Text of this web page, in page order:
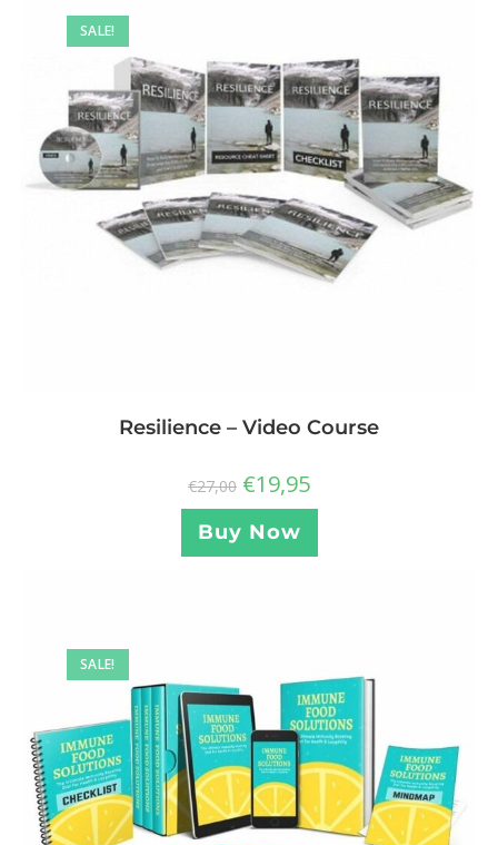
SALE!
Resilience – Video Course
€27,00 €19,95
Buy Now
SALE!